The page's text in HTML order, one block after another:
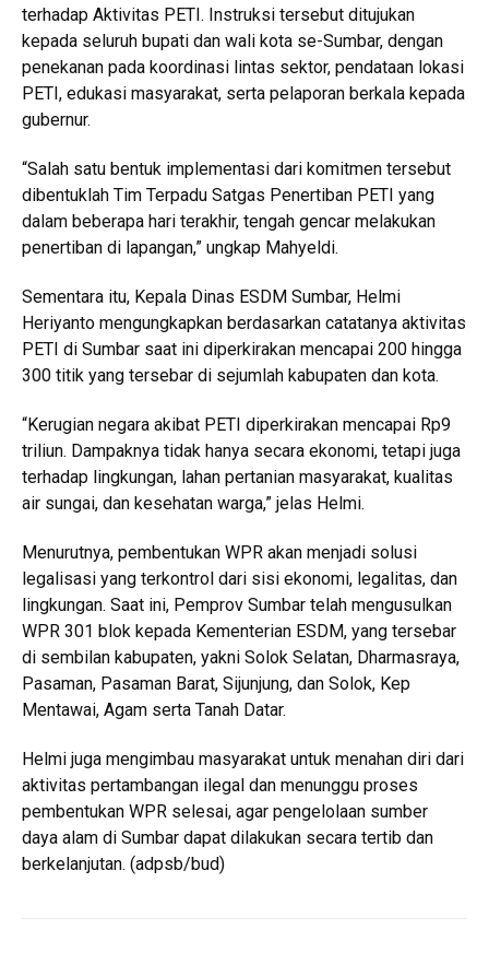
terhadap Aktivitas PETI. Instruksi tersebut ditujukan
kepada seluruh bupati dan wali kota se-Sumbar, dengan
penekanan pada koordinasi lintas sektor, pendataan lokasi
PETI, edukasi masyarakat, serta pelaporan berkala kepada
gubernur.
“Salah satu bentuk implementasi dari komitmen tersebut
dibentuklah Tim Terpadu Satgas Penertiban PETI yang
dalam beberapa hari terakhir, tengah gencar melakukan
penertiban di lapangan,” ungkap Mahyeldi.
Sementara itu, Kepala Dinas ESDM Sumbar, Helmi
Heriyanto mengungkapkan berdasarkan catatanya aktivitas
PETI di Sumbar saat ini diperkirakan mencapai 200 hingga
300 titik yang tersebar di sejumlah kabupaten dan kota.
“Kerugian negara akibat PETI diperkirakan mencapai Rp9
triliun. Dampaknya tidak hanya secara ekonomi, tetapi juga
terhadap lingkungan, lahan pertanian masyarakat, kualitas
air sungai, dan kesehatan warga,” jelas Helmi.
Menurutnya, pembentukan WPR akan menjadi solusi
legalisasi yang terkontrol dari sisi ekonomi, legalitas, dan
lingkungan. Saat ini, Pemprov Sumbar telah mengusulkan
WPR 301 blok kepada Kementerian ESDM, yang tersebar
di sembilan kabupaten, yakni Solok Selatan, Dharmasraya,
Pasaman, Pasaman Barat, Sijunjung, dan Solok, Kep
Mentawai, Agam serta Tanah Datar.
Helmi juga mengimbau masyarakat untuk menahan diri dari
aktivitas pertambangan ilegal dan menunggu proses
pembentukan WPR selesai, agar pengelolaan sumber
daya alam di Sumbar dapat dilakukan secara tertib dan
berkelanjutan. (adpsb/bud)